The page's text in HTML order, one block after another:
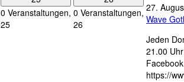
0 Veranstaltungen,
25
0 Veranstaltungen,
26
27.
Wave
Jeden
21.00
https://